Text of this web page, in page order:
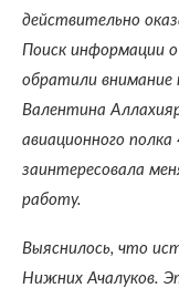
действительно
Поиск информации
обратили внимание
Валентина
авиационного
заинтересовала
работу.
Выяснилось, что
Нижних Ачалуков.